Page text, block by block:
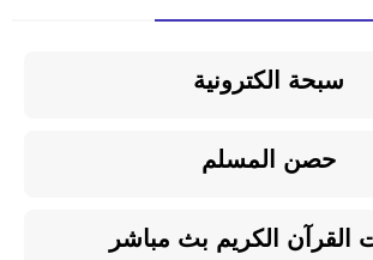
سبحة الكترونية
حصن المسلم
القرآن الكريم بث مباشر